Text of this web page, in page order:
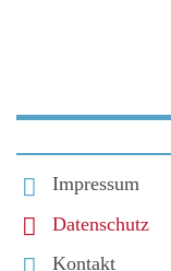
Impressum
Datenschutz
Kontakt